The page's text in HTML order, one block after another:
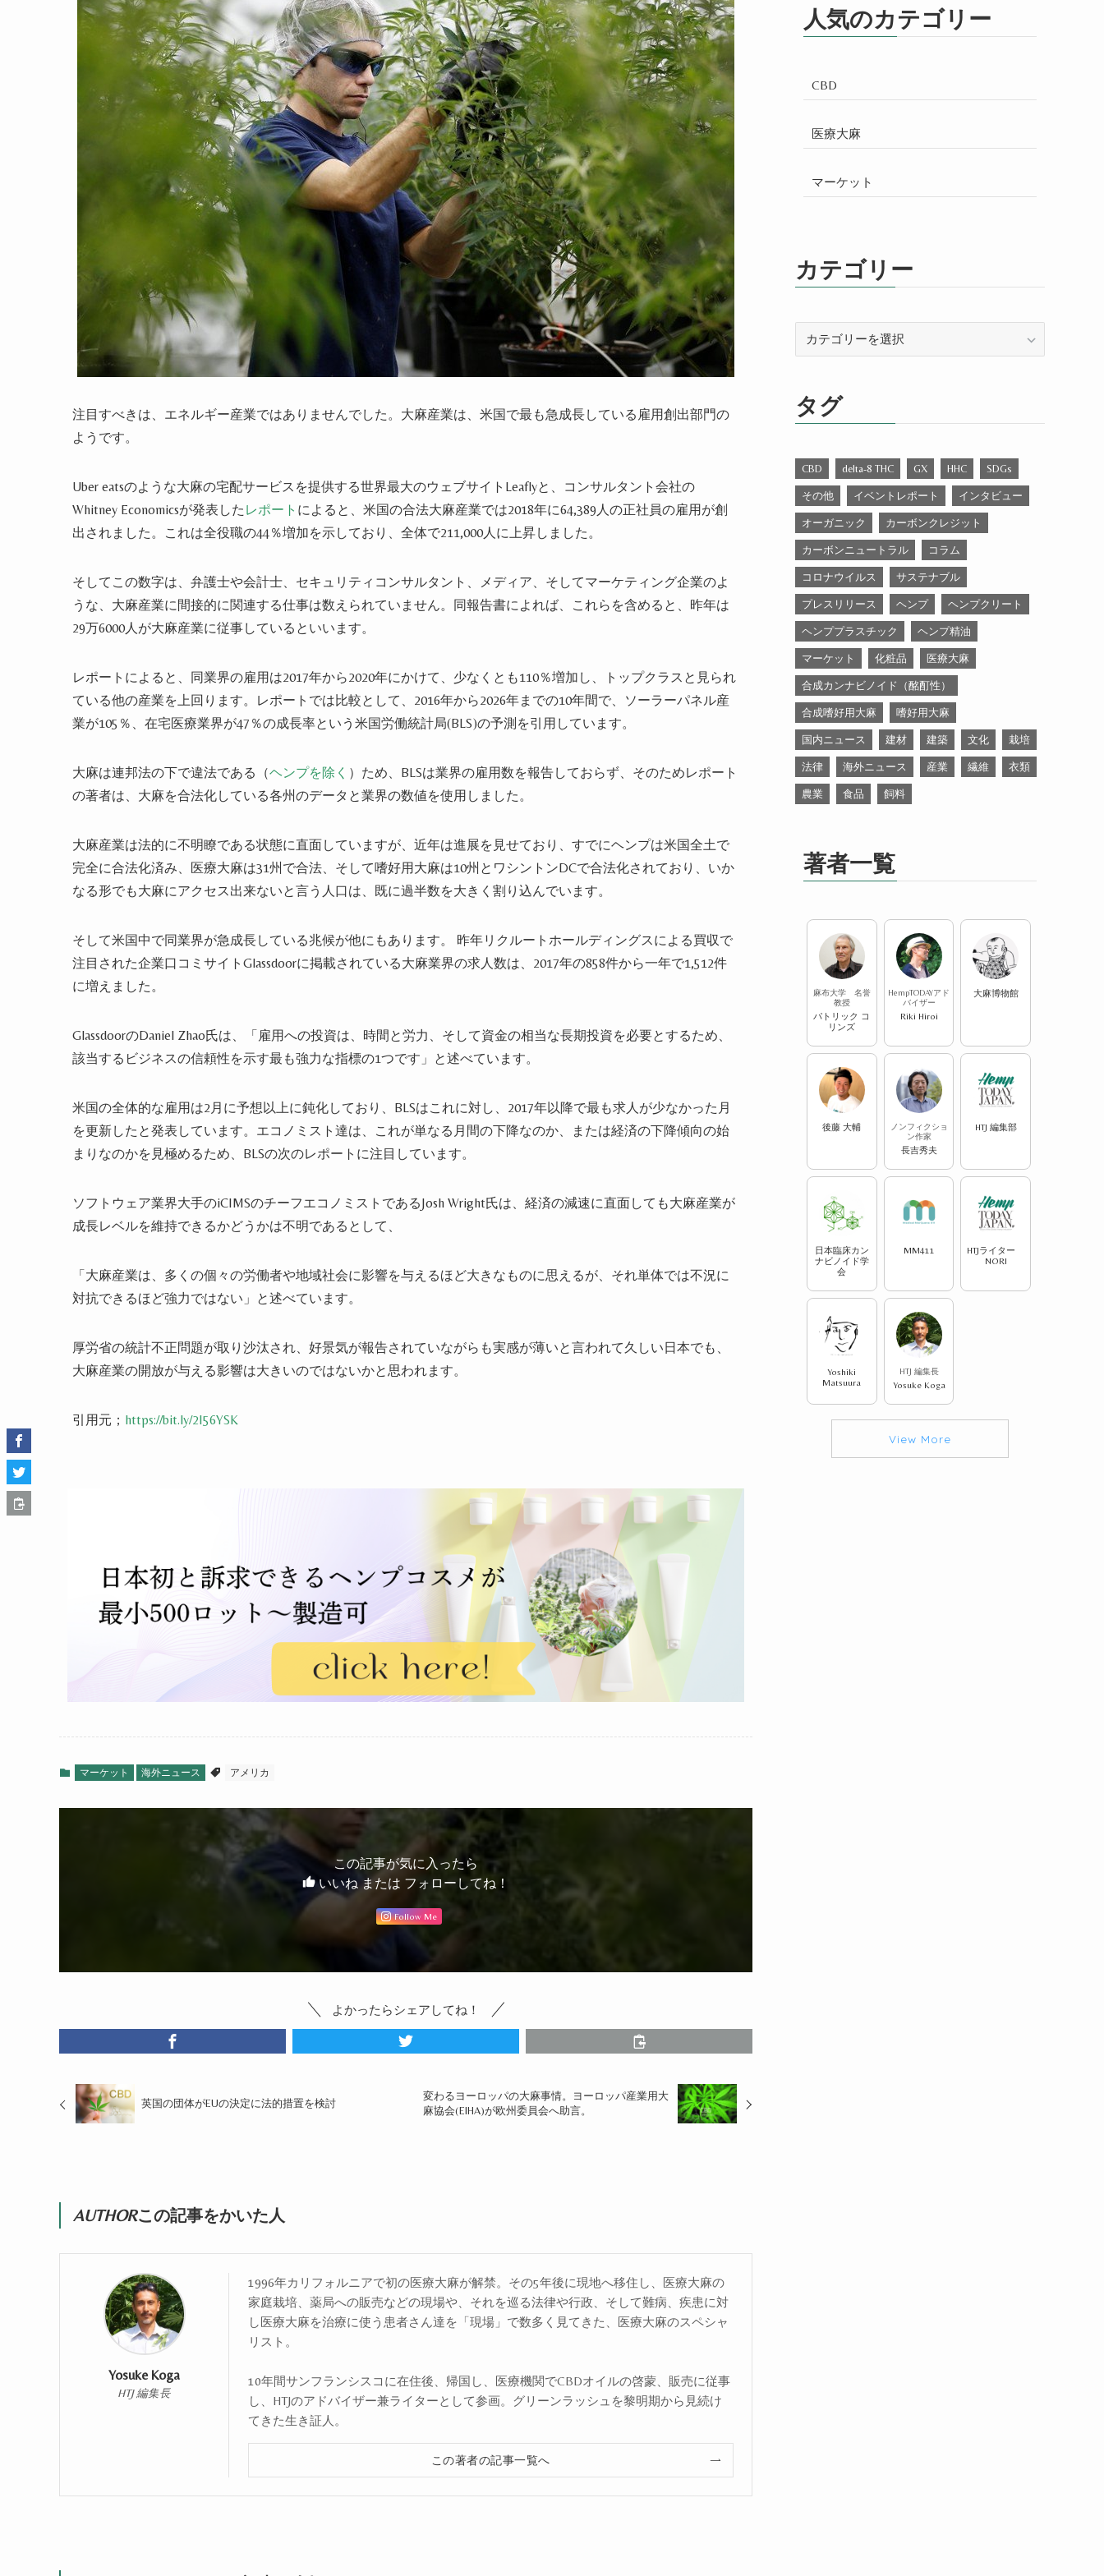
注目すべきは、エネルギー産業ではありませんでした。大麻産業は、米国で最も急成長している雇用創出部門の
ようです。
Uber eatsのような大麻の宅配サービスを提供する世界最大のウェブサイトLeaflyと、コンサルタント会社の
Whitney Economicsが発表した レポート によると、米国の合法大麻産業では2018年に64,389人の正社員の雇用が創
出されました。これは全役職の44％増加を示しており、全体で211,000人に上昇しました。
そしてこの数字は、弁護士や会計士、セキュリティコンサルタント、メディア、そしてマーケティング企業のよ
うな、大麻産業に間接的に関連する仕事は数えられていません。 同報告書によれば、
これらを含めると、昨年は
29万6000人が大麻産業に従事しているといいます。
レポートによると、同業界の雇用は2017年から2020年にかけて、少なくとも110％増加し、トップクラスと見られ
ている他の産業を上回ります。レポートでは比較として、2016年から2026年までの10年間で、ソーラーパネル産
業が105％、在宅医療業界が47％の成長率という米国労働統計局(BLS)の予測を引用しています。
大麻は連邦法の下で違法である（ヘンプを除く ）ため、BLSは業界の雇用数を報告しておらず、そのためレポート
の著者は、大麻を合法化している各州のデータと業界の数値を使用しました。
大麻産業は法的に不明瞭である状態に直面していますが、近年は進展を見せており、すでにヘンプは米国全土で
完全に合法化済み、医療大麻は31州で合法、そして嗜好用大麻は10州とワシントンDCで合法化されており、いか
なる形でも大麻にアクセス出来ないと言う人口は、既に過半数を大きく割り込んでいます。
そして米国中で同業界が急成長している兆候が他にもあります。 昨年リクルートホールディングスによる買収で
注目された企業口コミサイトGlassdoorに掲載されている大麻業界の求人数は、2017年の858件から一年で1,512件
に増えました。
GlassdoorのDaniel Zhao氏は、「雇用への投資は、時間と労力、そして資金の相当な長期投資を必要とするため、
該当するビジネスの信頼性を示す最も強力な指標の1つです」と述べています。
米国の全体的な雇用は2月に予想以上に鈍化しており、BLSはこれに対し、2017年以降で最も求人が少なかった月
を更新したと発表しています。エコノミスト達は、これが単なる月間の下降なのか、または経済の下降傾向の始
まりなのかを見極めるため、BLSの次のレポートに注目しています。
ソフトウェア業界大手のiCIMSのチーフエコノミストであるJosh Wright氏は、経済の減速に直面しても大麻産業が
成長レベルを維持できるかどうかは不明であるとして、
「大麻産業は、多くの個々の労働者や地域社会に影響を与えるほど大きなものに思えるが、それ単体では不況に
対抗できるほど強力ではない」と述べています。
厚労省の統計不正問題が取り沙汰され、好景気が報告されていながらも実感が薄いと言われて久しい日本でも、
大麻産業の開放が与える影響は大きいのではないかと思われます。
引用元； https://bit.ly/2I56YSK
マーケット 海外ニュース アメリカ
この記事が気に入ったら
いいね または フォローしてね！
Follow Me
よかったらシェアしてね！
英国の団体がEUの決定に法的措置を検討
変わるヨーロッパの大麻事情。ヨーロッパ産業用大
麻協会(EIHA)が欧州委員会へ助言。
AUTHORこの記事をかいた人
Yosuke Koga
HTJ 編集長
1996年カリフォルニアで初の医療大麻が解禁。その5年後に現地へ移住し、医療大麻の
家庭栽培、薬局への販売などの現場や、それを巡る法律や行政、そして難病、疾患に対
し医療大麻を治療に使う患者さん達を「現場」で数多く見てきた、医療大麻のスペシャ
リスト。
10年間サンフランシスコに在住後、帰国し、医療機関でCBDオイルの啓蒙、販売に従事
し、HTJのアドバイザー兼ライターとして参画。グリーンラッシュを黎明期から見続け
てきた生き証人。
この著者の記事一覧へ
人気のカテゴリー
CBD
医療大麻
マーケット
カテゴリー
ー
タグ
CBD delta-8 THC GX HHC SDGs
その他 イベントレポート インタビュー
オーガニック カーボンクレジット
カーボンニュートラル コラム
コロナウイルス サステナブル
プレスリリース ヘンプ ヘンプクリート
ヘンププラスチック ヘンプ精油
マーケット 化粧品 医療大麻
合成カンナビノイド（酩酊性）
合成嗜好用大麻 嗜好用大麻
国内ニュース 建材 建築 文化 栽培
法律 海外ニュース 産業 繊維 衣類
農業 食品 飼料
著者一覧
麻布大学 名誉
教授
パトリック コ
リンズ
HempTODAYアド
バイザー
Riki Hiroi
大麻博物館
後藤 大輔
ノンフィクショ
ン作家
長吉秀夫
HTJ 編集部
日本臨床カン
ナビノイド学
会
MM411
HTJライター
NORI
Yoshiki
Matsuura
HTJ 編集長
Yosuke Koga
View More